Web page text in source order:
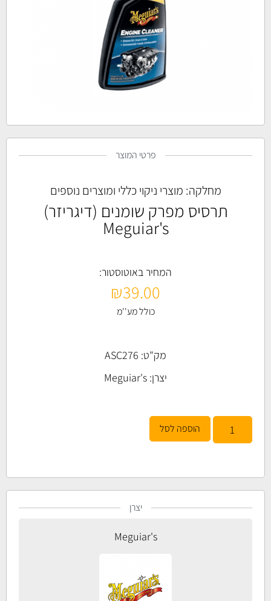
פרטי המוצר
מחלקה: מוצרי ניקוי כללי ומוצרים נוספים
תרסיס מפרק שומנים (דיגריזר)
Meguiar's
המחיר באוטוסטור:
₪39.00
כולל מע''מ
מק"ט: ASC276
יצרן: Meguiar's
הוספה לסל
יצרן
Meguiar's